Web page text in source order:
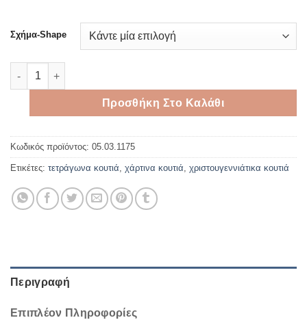
Σχήμα-Shape
Τετράγωνα χριστουγεννιάτικα κουτιά ποσότητα
Προσθήκη Στο Καλάθι
Κωδικός προϊόντος: 05.03.1175
Ετικέτες: τετράγωνα κουτιά, χάρτινα κουτιά, χριστουγεννιάτικα κουτιά
Περιγραφή
Επιπλέον Πληροφορίες